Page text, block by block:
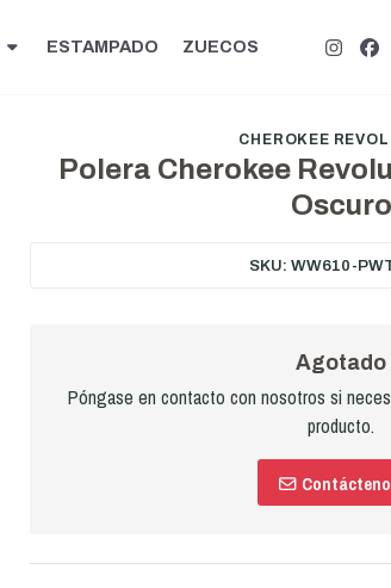
ESTAMPADO ZUECOS
CHEROKEE
Polera Cherokee
Oscuro
SKU: WW610-
Agotado
Póngase en contacto con nosotros si
producto.